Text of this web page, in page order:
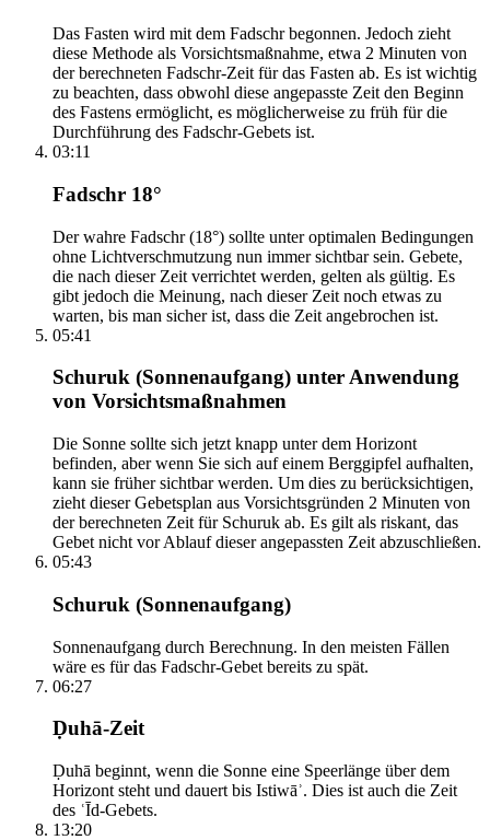
Das Fasten wird mit dem Fadschr begonnen. Jedoch zieht
diese Methode als Vorsichtsmaßnahme, etwa 2 Minuten von
der berechneten Fadschr-Zeit für das Fasten ab. Es ist wichtig
zu beachten, dass obwohl diese angepasste Zeit den Beginn
des Fastens ermöglicht, es möglicherweise zu früh für die
Durchführung des Fadschr-Gebets ist.
03:11
Fadschr 18°
Der wahre Fadschr (18°) sollte unter optimalen Bedingungen
ohne Lichtverschmutzung nun immer sichtbar sein. Gebete,
die nach dieser Zeit verrichtet werden, gelten als gültig. Es
gibt jedoch die Meinung, nach dieser Zeit noch etwas zu
warten, bis man sicher ist, dass die Zeit angebrochen ist.
05:41
Schuruk (Sonnenaufgang) unter Anwendung
von Vorsichtsmaßnahmen
Die Sonne sollte sich jetzt knapp unter dem Horizont
befinden, aber wenn Sie sich auf einem Berggipfel aufhalten,
kann sie früher sichtbar werden. Um dies zu berücksichtigen,
zieht dieser Gebetsplan aus Vorsichtsgründen 2 Minuten von
der berechneten Zeit für Schuruk ab. Es gilt als riskant, das
Gebet nicht vor Ablauf dieser angepassten Zeit abzuschließen.
05:43
Schuruk (Sonnenaufgang)
Sonnenaufgang durch Berechnung. In den meisten Fällen
wäre es für das Fadschr-Gebet bereits zu spät.
06:27
Ḍuhā-Zeit
Ḍuhā beginnt, wenn die Sonne eine Speerlänge über dem
Horizont steht und dauert bis Istiwāʾ. Dies ist auch die Zeit
des ʿĪd-Gebets.
13:20